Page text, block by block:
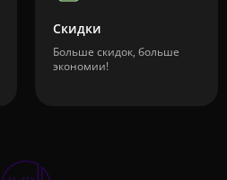
Скидки
Больше скидок, больше
экономии!